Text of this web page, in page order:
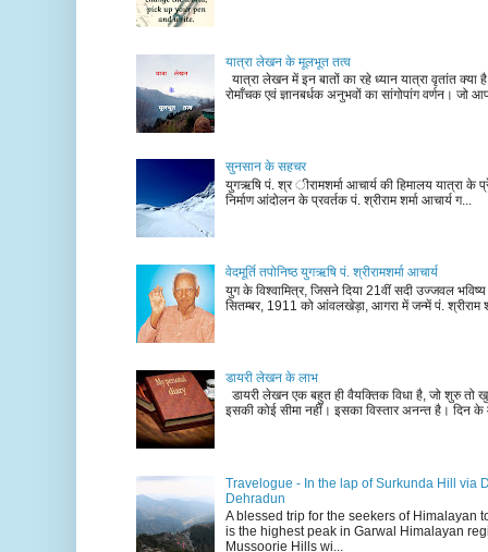
यात्रा लेखन के मूलभूत तत्व
यात्रा लेखन में इन बातों का रहे ध्यान यात्रा वृतांत क्या
रोमाँचक एवं ज्ञानबर्धक अनुभवों का सांगोपांग वर्णन। जो
सुनसान के सहचर
युगऋषि पं. श्र ीरामशर्मा आचार्य की हिमालय यात्रा के
निर्माण आंदोलन के प्रवर्तक पं. श्रीराम शर्मा आचार्य ग...
वेदमूर्ति तपोनिष्ठ युगऋषि पं. श्रीरामशर्मा आचार्य
युग के विश्वामित्र, जिसने दिया 21वीं सदी उज्जवल भविष्य
सितम्बर, 1911 को आंवलखेड़ा, आगरा में जन्में पं. श्रीराम
डायरी लेखन के लाभ
डायरी लेखन एक बहुत ही वैयक्तिक विधा है, जो शुरु तो
इसकी कोई सीमा नहीं। इसका विस्तार अनन्त है। दिन के
Travelogue - In the lap of Surkunda Hill via
Dehradun
A blessed trip for the seekers of Himalayan
is the highest peak in Garwal Himalayan
Mussoorie Hills wi...